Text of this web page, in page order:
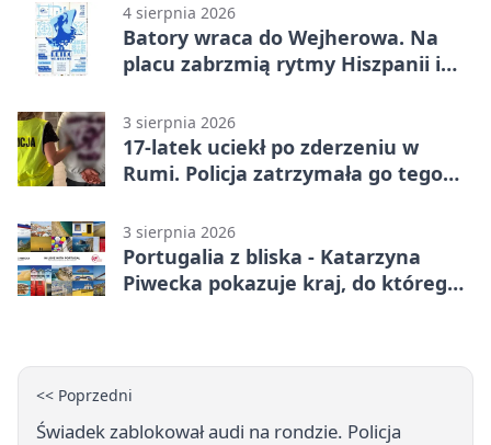
4 sierpnia 2026
Batory wraca do Wejherowa. Na
placu zabrzmią rytmy Hiszpanii i
3 sierpnia 2026
17-latek uciekł po zderzeniu w
Rumi. Policja zatrzymała go tego
3 sierpnia 2026
Portugalia z bliska - Katarzyna
Piwecka pokazuje kraj, do którego
<< Poprzedni
Świadek zablokował audi na rondzie. Policja